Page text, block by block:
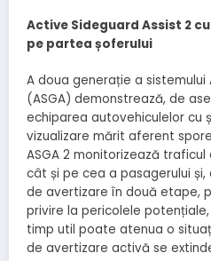
Active Sideguard Assist 2
pe partea șoferului
A doua generație a sistemului
(ASGA) demonstrează, de
echiparea autovehiculelor cu
vizualizare mărit aferent
ASGA 2 monitorizează
cât și pe cea a pasagerului și,
de avertizare în două etape,
privire la pericolele
timp util poate atenua o
de avertizare activă se